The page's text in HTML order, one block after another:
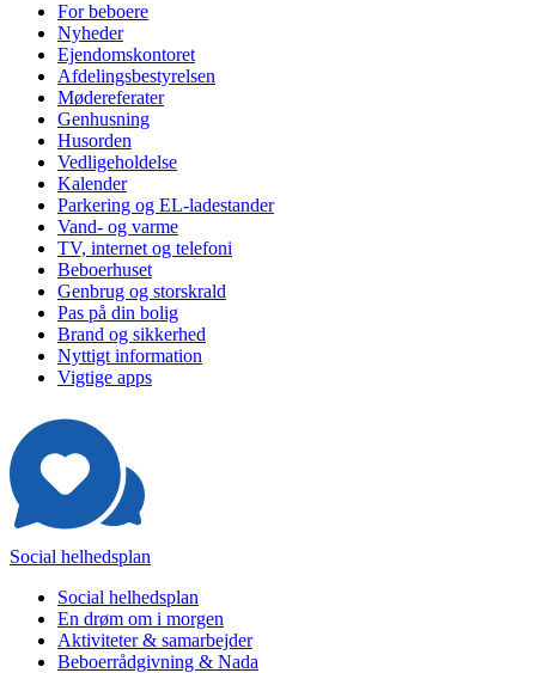
For beboere
Nyheder
Ejendomskontoret
Afdelingsbestyrelsen
Mødereferater
Genhusning
Husorden
Vedligeholdelse
Kalender
Parkering og EL-ladestander
Vand- og varme
TV, internet og telefoni
Beboerhuset
Genbrug og storskrald
Pas på din bolig
Brand og sikkerhed
Nyttigt information
Vigtige apps
Social helhedsplan
Social helhedsplan
En drøm om i morgen
Aktiviteter & samarbejder
Beboerrådgivning & Nada